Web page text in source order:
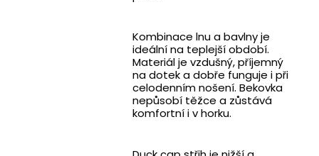
Kombinace lnu a bavlny je
ideální na teplejší období.
Materiál je vzdušný, příjemný
na dotek a dobře funguje i při
celodenním nošení. Bekovka
nepůsobí těžce a zůstává
komfortní i v horku.